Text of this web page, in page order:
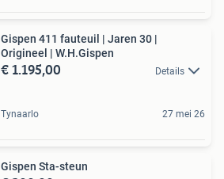
Gispen 411 fauteuil | Jaren 30 |
Origineel | W.H.Gispen
€ 1.195,00 Details
Tynaarlo 27 mei 26
Gispen Sta-steun